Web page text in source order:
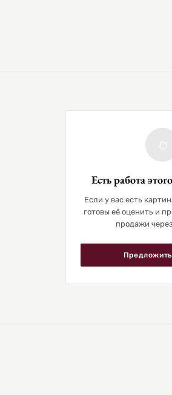
Есть работа
Если у вас есть
готовы её оценить и
продажи